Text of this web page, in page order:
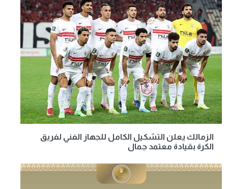
الزمالك يعلن التشكيل الكامل للجهاز الفني لفريق
الكرة بقيادة معتمد جمال